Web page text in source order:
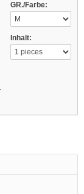
GR./Farbe:
Inhalt: